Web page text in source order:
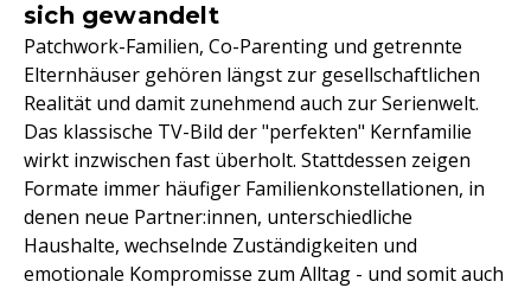
sich gewandelt
Patchwork-Familien, Co-Parenting und getrennte
Elternhäuser gehören längst zur gesellschaftlichen
Realität und damit zunehmend auch zur Serienwelt.
Das klassische TV-Bild der "perfekten" Kernfamilie
wirkt inzwischen fast überholt. Stattdessen zeigen
Formate immer häufiger Familienkonstellationen, in
denen neue Partner:innen, unterschiedliche
Haushalte, wechselnde Zuständigkeiten und
emotionale Kompromisse zum Alltag - und somit auch